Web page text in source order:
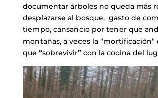
documentar árboles no queda más
desplazarse al bosque, gasto de
tiempo, cansancio por tener que
montañas, a veces la
que “sobrevivir” con la cocina del